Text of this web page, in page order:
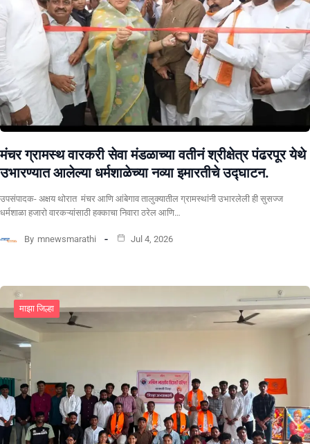
मंचर ग्रामस्थ वारकरी सेवा मंडळाच्या वतीनं श्रीक्षेत्र पंढरपूर येथे
उभारण्यात आलेल्या धर्मशाळेच्या नव्या इमारतीचे उद्घाटन.
उपसंपादक- अक्षय थोरात मंचर आणि आंबेगाव तालुक्यातील ग्रामस्थांनी उभारलेली ही सुसज्ज
धर्मशाळा हजारो वारकऱ्यांसाठी हक्काचा निवारा ठरेल आणि…
By mnewsmarathi Jul 4, 2026
माझा जिल्हा